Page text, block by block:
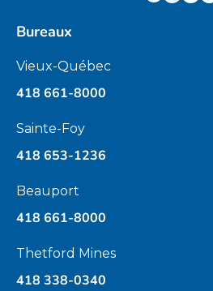
Bureaux
Vieux-Québec
418 661-8000
Sainte-Foy
418 653-1236
Beauport
418 661-8000
Thetford Mines
418 338-0340